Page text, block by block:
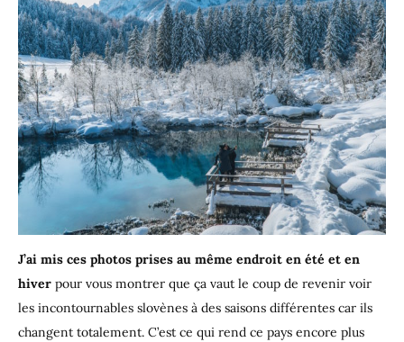
J’ai mis ces photos prises au même endroit en été et en
hiver pour vous montrer que ça vaut le coup de revenir voir
les incontournables slovènes à des saisons différentes car ils
changent totalement. C’est ce qui rend ce pays encore plus